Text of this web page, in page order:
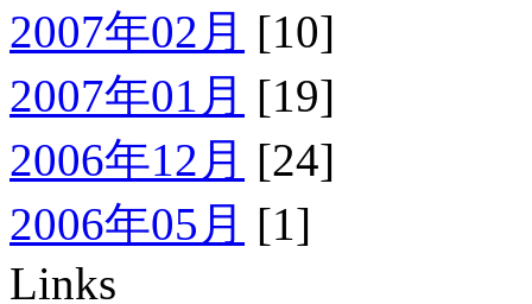
2007年02月 [10]
2007年01月 [19]
2006年12月 [24]
2006年05月 [1]
Links